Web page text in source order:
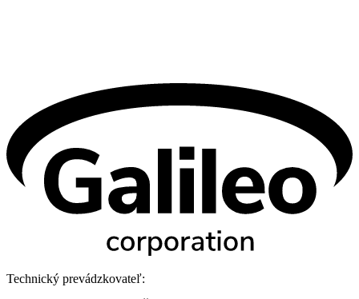
Technický prevádzkovateľ: